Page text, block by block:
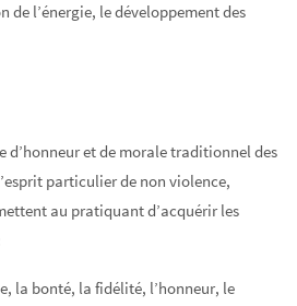
de l’énergie, le développement des
d’honneur et de morale traditionnel des
particulier de non violence,
au pratiquant d’acquérir les
la bonté, la fidélité, l’honneur, le